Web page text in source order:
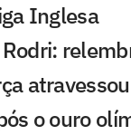
Inglesa
o ouro